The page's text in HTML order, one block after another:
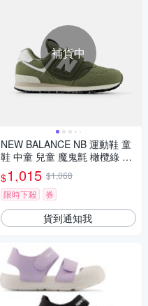
補貨中
NEW BALANCE NB 運動鞋 童
鞋 中童 兒童 魔鬼氈 橄欖綠 PV
574GCE-W楦
$1,015 $1,068
限時下殺
券
貨到通知我